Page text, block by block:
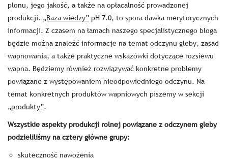
plonu, jego jakość, a także na opłacalność prowadzonej
produkcji. „Baza wiedzy” pH 7.0, to spora dawka merytorycznych
informacji. Z czasem na łamach naszego specjalistycznego bloga
będzie można znaleźć informacje na temat odczynu gleby, zasad
wapnowania, a także praktyczne wskazówki dotyczące rozsiewu
wapna. Będziemy również rozwiązywać konkretne problemy
powiązane z występowaniem nieodpowiedniego odczynu. Na
temat konkretnych produktów wapniowych piszemy w sekcji
„produkty”.
Wszystkie aspekty produkcji rolnej powiązane z odczynem gleby
podzieliliśmy na cztery główne grupy:
skuteczność nawożenia